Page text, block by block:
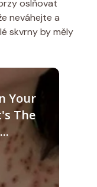
oslňovat
neváhejte a
skvrny by měly
Your
The